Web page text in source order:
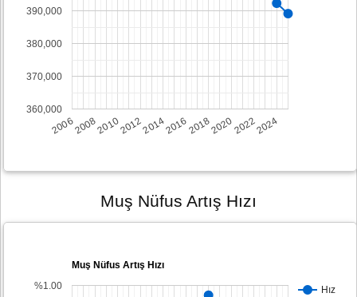
2006200820102012201420162018202020222024
360,000
370,000
380,000
390,000
Muş Nüfus Artış Hızı
Muş Nüfus Artış Hızı
Hız
%1.00